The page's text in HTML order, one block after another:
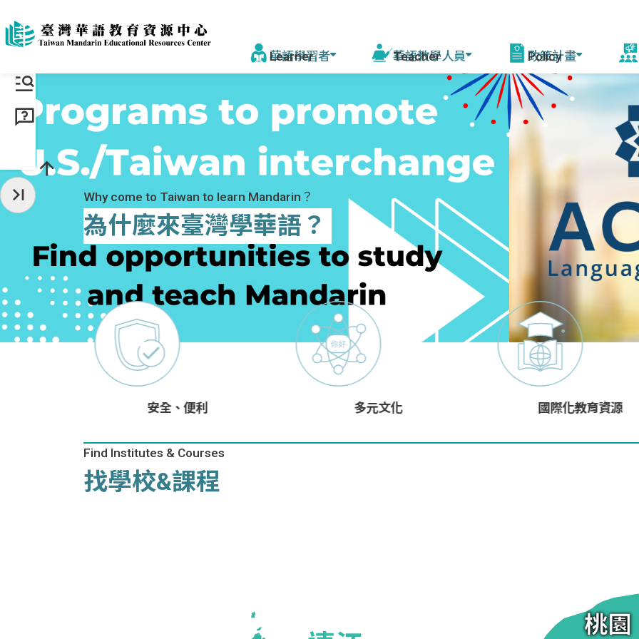
跳到主要內容區塊
華語學習者
找學校&課程
學校一覽
獎學金
為什麼選臺灣
認識正體字
國際人才招生
線上自學課程
驚豔臺灣學華語
模擬測驗
測驗資訊
華語文能力測驗快
華語教學人員
華語教學能力認證
增能培訓說明 (教育
各校培訓
赴外華師
赴外華助
國內外徵才
駐外教育組
政策計畫
華語教育2030計畫
相關計畫
來臺研習團
赴
會
年
:::
Why come to Taiwan to learn Mandarin？
為什麼來臺灣學華語？
安全、便利 多元文化 國際化教育資源
Find Institutes & Courses
找學校&課程
收起常用服務